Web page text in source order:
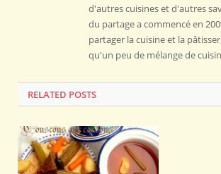
d'autres cuisines et d'autres
du partage a commencé en
partager la cuisine et la
qu'un peu de mélange de
RELATED POSTS